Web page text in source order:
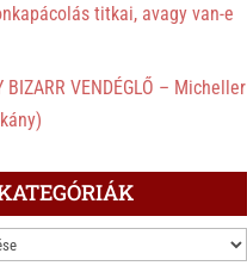
titkai, avagy van-e
BIZARR VENDÉGLŐ – Micheller